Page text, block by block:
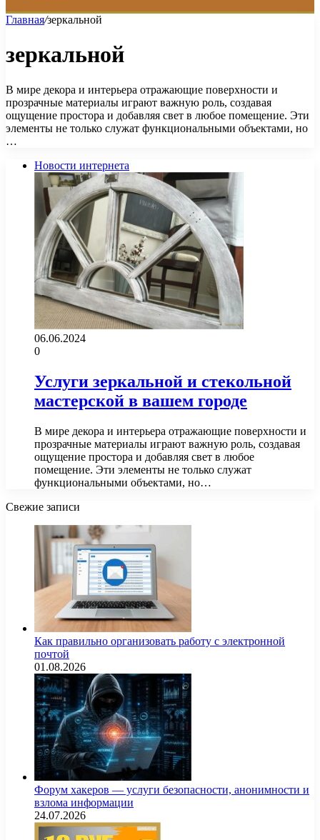
Главная/зеркальной
зеркальной
В мире декора и интерьера отражающие поверхности и
прозрачные материалы играют важную роль, создавая
ощущение простора и добавляя свет в любое помещение. Эти
элементы не только служат функциональными объектами, но
…
Новости интернета
06.06.2024
0
Услуги зеркальной и стекольной
мастерской в вашем городе
В мире декора и интерьера отражающие поверхности и
прозрачные материалы играют важную роль, создавая
ощущение простора и добавляя свет в любое
помещение. Эти элементы не только служат
функциональными объектами, но…
Свежие записи
Как правильно организовать работу с электронной
почтой
01.08.2026
Форум хакеров — услуги безопасности, анонимности и
взлома информации
24.07.2026